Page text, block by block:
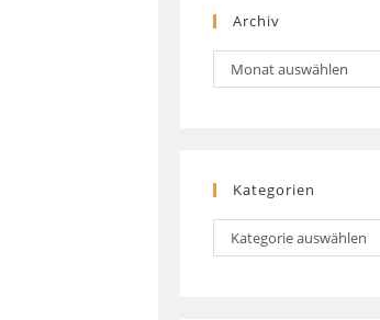
Archiv
Archiv
Monat auswählen
Kategorien
Kategorien
Kategorie auswählen